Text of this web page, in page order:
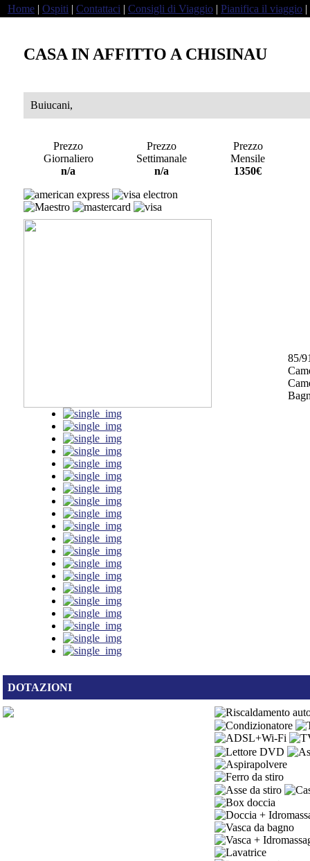
Home | Ospiti | Contattaci | Consigli di Viaggio | Pianifica il viaggio |
CASA IN AFFITTO A CHISINAU
Buiucani,
Prezzo
Giornaliero
n/a
Prezzo
Settimanale
n/a
Prezzo
Mensile
1350€
85/
DOTAZIONI